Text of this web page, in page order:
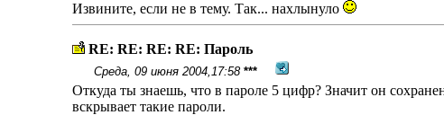
Извините, если не в тему. Так... нахлынуло
RE: RE: RE: RE: Пароль
Среда, 09 июня 2004,17:58 ***
Откуда ты знаешь, что в пароле 5 цифр? Значит он
вскрывает такие пароли.